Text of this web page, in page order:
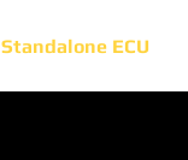
Standalone ECU